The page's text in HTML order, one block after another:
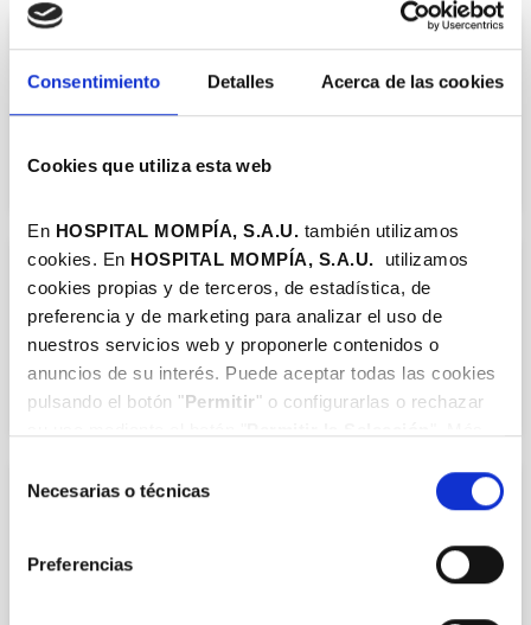
Consentimiento Detalles Acerca de las cookies
Cookies que utiliza esta web
En HOSPITAL MOMPÍA, S.A.U. también utilizamos
cookies. En HOSPITAL MOMPÍA, S.A.U. utilizamos
cookies propias y de terceros, de estadística, de
preferencia y de marketing para analizar el uso de
nuestros servicios web y proponerle contenidos o
anuncios de su interés. Puede aceptar todas las cookies
pulsando el botón "Permitir" o configurarlas o rechazar
Necesarias o técnicas
Preferencias
APARATO DIGESTIVO
Dr. Fernando Casafont Morencos
Dr. Rafael Martín Durán
COL.393901957
CARDIOLOGÍA